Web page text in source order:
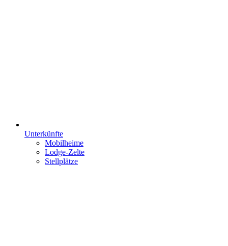
Unterkünfte
Mobilheime
Lodge-Zelte
Stellplätze